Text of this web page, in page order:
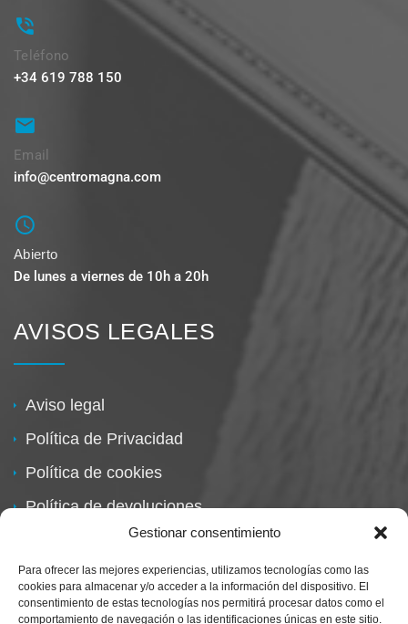
Gestionar consentimiento
Para ofrecer las mejores experiencias, utilizamos tecnologías como las
cookies para almacenar y/o acceder a la información del dispositivo. El
consentimiento de estas tecnologías nos permitirá procesar datos como el
comportamiento de navegación o las identificaciones únicas en este sitio.
Teléfono
+34 619 788 150
Email
info@centromagna.com
Abierto
De lunes a viernes de 10h a 20h
AVISOS LEGALES
Aviso legal
Política de Privacidad
Política de cookies
Política de devoluciones